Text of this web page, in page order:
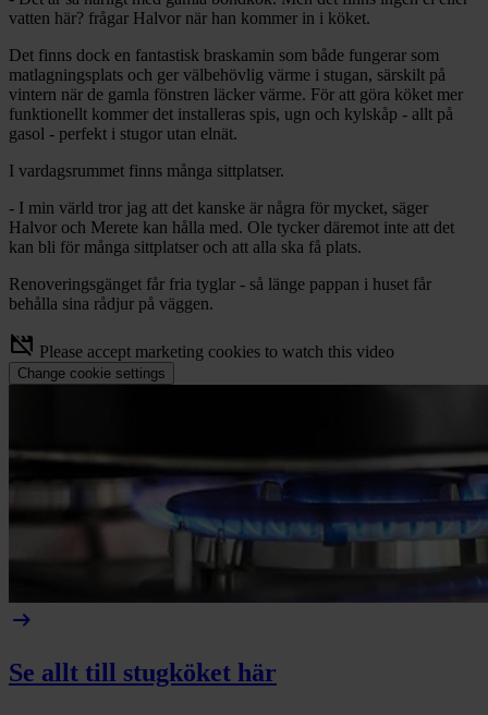
vatten här? frågar Halvor när han kommer in i köket.
Det finns dock en fantastisk braskamin som både fungerar som
matlagningsplats och ger välbehövlig värme i stugan, särskilt på
vintern när de gamla fönstren läcker värme. För att göra köket mer
funktionellt kommer det installeras spis, ugn och kylskåp - allt på
gasol - perfekt i stugor utan elnät.
I vardagsrummet finns många sittplatser.
- I min värld tror jag att det kanske är några för mycket, säger
Halvor och Merete kan hålla med. Ole tycker däremot inte att det
kan bli för många sittplatser och att alla ska få plats.
Renoveringsgänget får fria tyglar - så länge pappan i huset får
behålla sina rådjur på väggen.
movie_off Please accept marketing cookies to watch this video
Change cookie settings
arrow_right_alt
Se allt till stugköket här